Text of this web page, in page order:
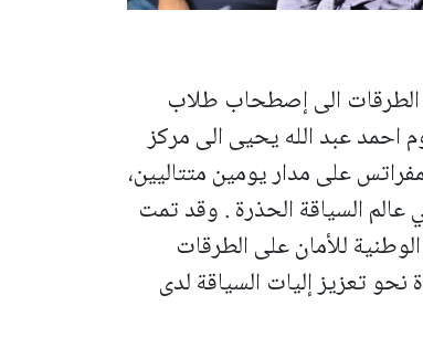
الطرقات الى إصطحاب طلاب
احمد عبد الله يحيى الى مركز
على مدار يومين متتاليين،
السياقة الحذرة . وقد تمت
للأمان على الطرقات
تعزيز إليات السياقة لدى